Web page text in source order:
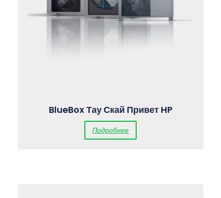
BlueBox Тау Скай Привет HP
Подробнее